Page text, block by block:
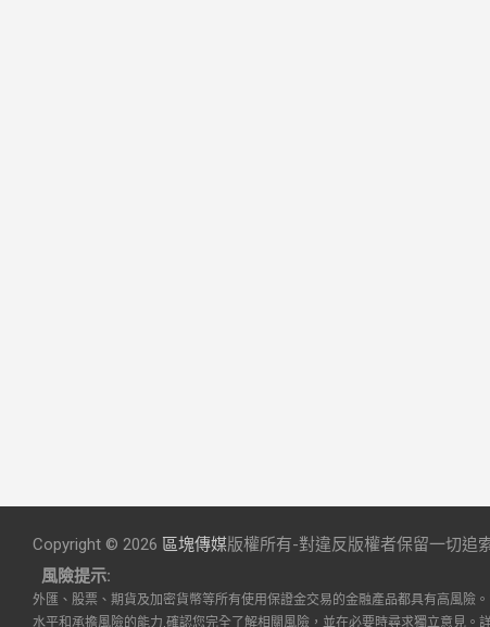
Copyright © 2026 區塊傳媒版權所有-對違反版權者保留一切追
風險提示:
外匯、股票、期貨及加密貨幣等所有使用保證金交易的金融產品都具有高風險
水平和承擔風險的能力,確認您完全了解相關風險，並在必要時尋求獨立意見